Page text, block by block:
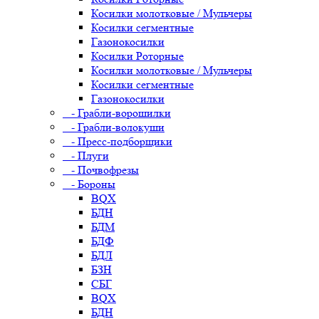
Косилки молотковые / Мульчеры
Косилки сегментные
Газонокосилки
Косилки Роторные
Косилки молотковые / Мульчеры
Косилки сегментные
Газонокосилки
- Грабли-ворошилки
- Грабли-волокуши
- Пресс-подборщики
- Плуги
- Почвофрезы
- Бороны
BQX
БДН
БДМ
БДФ
БДЛ
БЗН
СБГ
BQX
БДН